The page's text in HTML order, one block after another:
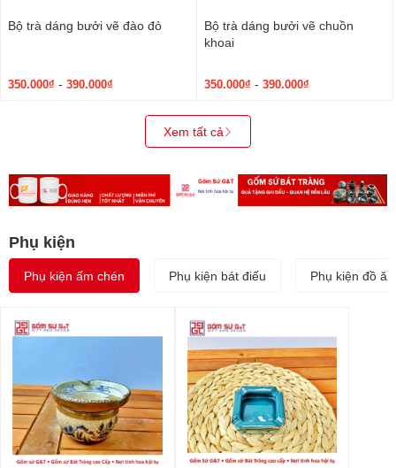
Bộ trà dáng bưởi vẽ đào đỏ
350.000₫ - 390.000₫
Bộ trà dáng bưởi vẽ chuồn
khoai
350.000₫ - 390.000₫
Xem tất cả
Phụ kiện
Phụ kiện ấm chén Phụ kiện bát điếu Phụ kiện đồ ăn